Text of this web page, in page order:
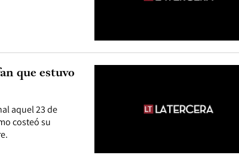
aquel 23 de
costeó su
que estuvo